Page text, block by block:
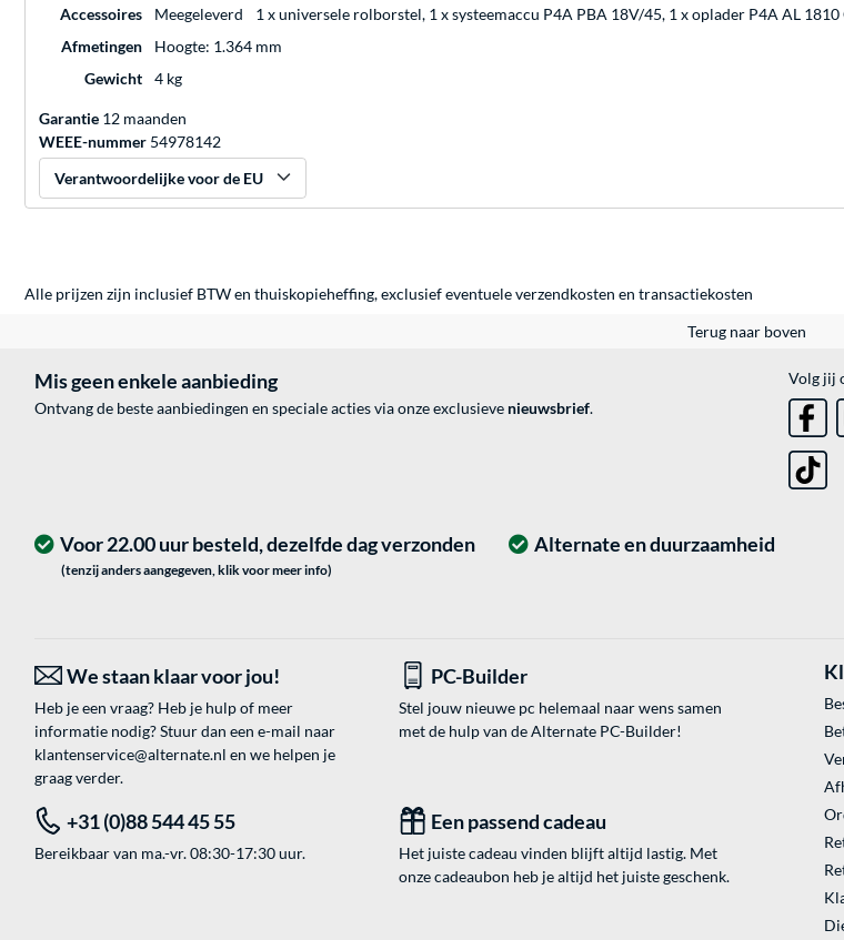
Accessoires
Meegeleverd
1 x universele rolborstel, 1 x systeemaccu P4A PBA 18V/45, 1 x oplader P4A AL
Afmetingen
Hoogte: 1.364 mm
Gewicht
4 kg
Garantie 12 maanden
WEEE-nummer 54978142
Verantwoordelijke voor de EU
Alle prijzen zijn inclusief BTW en thuiskopieheffing, exclusief eventueleverzendkosten en transactiekosten
Terug naar boven
Mis geen enkele aanbieding
Ontvang de beste aanbiedingen en speciale acties via onze exclusieve nieuwsbrief.
Volg jij
Alternate en duurzaamheid
Voor 22.00 uur besteld, dezelfde dag verzonden
(tenzij anders aangegeven, klik voor meer info)
We staan klaar voor jou!
Heb je een vraag? Heb je hulp of meer
informatie nodig? Stuur dan een e-mail naar
klantenservice@alternate.nl en we helpen je
graag verder.
PC-Builder
Stel jouw nieuwe pc helemaal naar wens samen
met de hulp van de Alternate PC-Builder!
+31 (0)88 544 45 55
Bereikbaar van ma.-vr. 08:30-17:30 uur.
Een passend cadeau
Het juiste cadeau vinden blijft altijd lastig. Met
onze cadeaubon heb je altijd het juiste geschenk.